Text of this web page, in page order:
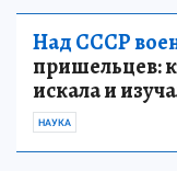
Над СССР
пришельцев:
искала и
НАУКА